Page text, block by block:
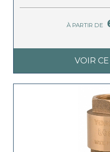
À PARTIR DE
VOIR